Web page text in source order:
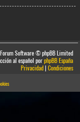
Software © phpBB Limited
al español porphpBB España
Privacidad|Condiciones